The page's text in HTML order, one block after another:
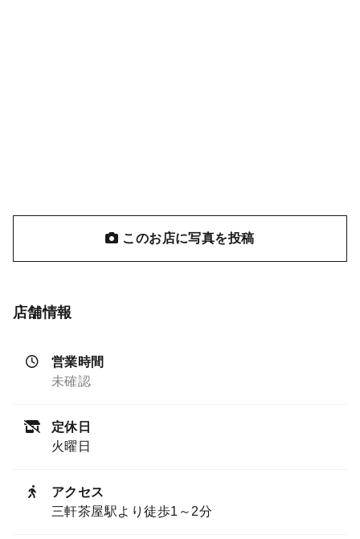
このお店に写真を投稿
店舗情報
営業時間
未確認
定休日
火曜日
アクセス
三軒茶屋駅より徒歩1～2分